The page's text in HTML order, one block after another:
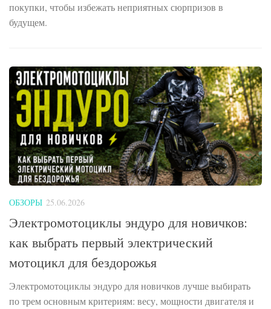
покупки, чтобы избежать неприятных сюрпризов в
будущем.
ОБЗОРЫ 25.06.2026
Электромотоциклы эндуро для новичков:
как выбрать первый электрический
мотоцикл для бездорожья
Электромотоциклы эндуро для новичков лучше выбирать
по трем основным критериям: весу, мощности двигателя и